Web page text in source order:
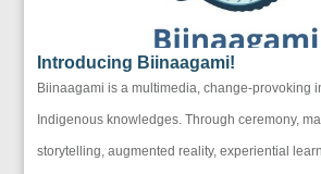
Introducing Biinaagami!
Biinaagami is a multimedia, change-provoking
Indigenous knowledges. Through ceremony,
storytelling, augmented reality, experiential